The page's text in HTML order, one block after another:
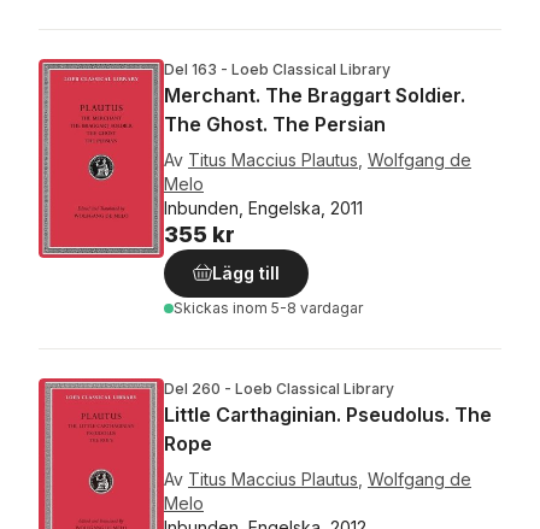
Del 163 - Loeb Classical Library
Merchant. The Braggart Soldier.
The Ghost. The Persian
Av Titus Maccius Plautus Wolfgang de
Melo
Inbunden, Engelska, 2011
355 kr
Lägg till
Skickas inom 5-8 vardagar
Del 260 - Loeb Classical Library
Little Carthaginian. Pseudolus. The
Rope
Av Titus Maccius Plautus Wolfgang de
Melo